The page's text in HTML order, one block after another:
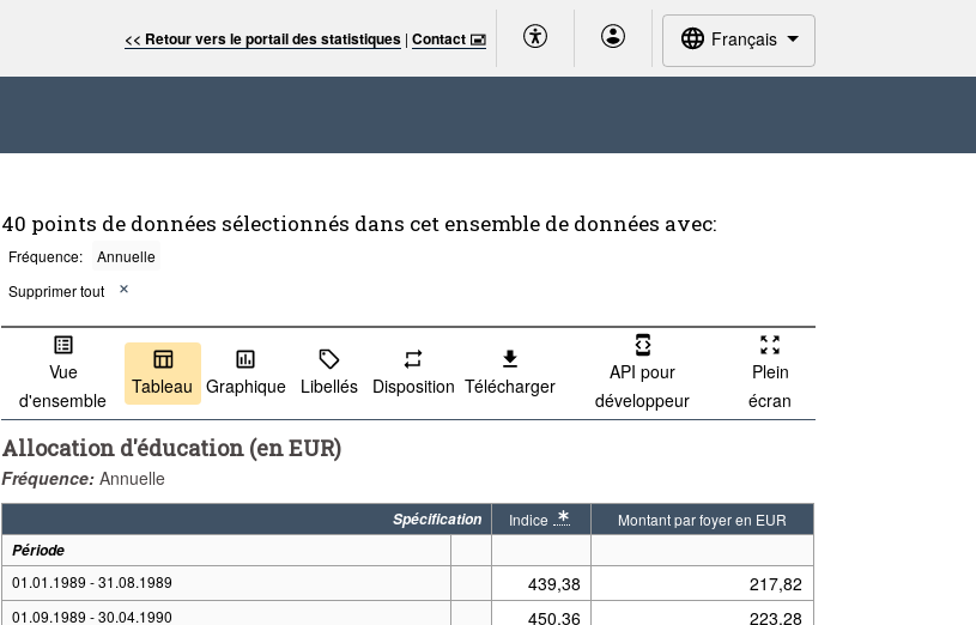
<< Retour vers le portail des statistiques |Contact 🖃 Français
40 points de données sélectionnés dans cet ensemble de données avec:
Fréquence:
Annuelle
Supprimer tout
Vue
d'ensemble
Tableau Graphique Libellés Disposition Télécharger
API pour
développeur
Plein
écran
Allocation d'éducation (en EUR)
Fréquence: Annuelle
Spécification Indice
* Note spécification 2: Définitions : Indice des Prix à la Consommation
Montant par foyer en EUR
Période
01.01.1989 - 31.08.1989
439,38 217,82
01.09.1989 - 30.04.1990 450,36 223,28